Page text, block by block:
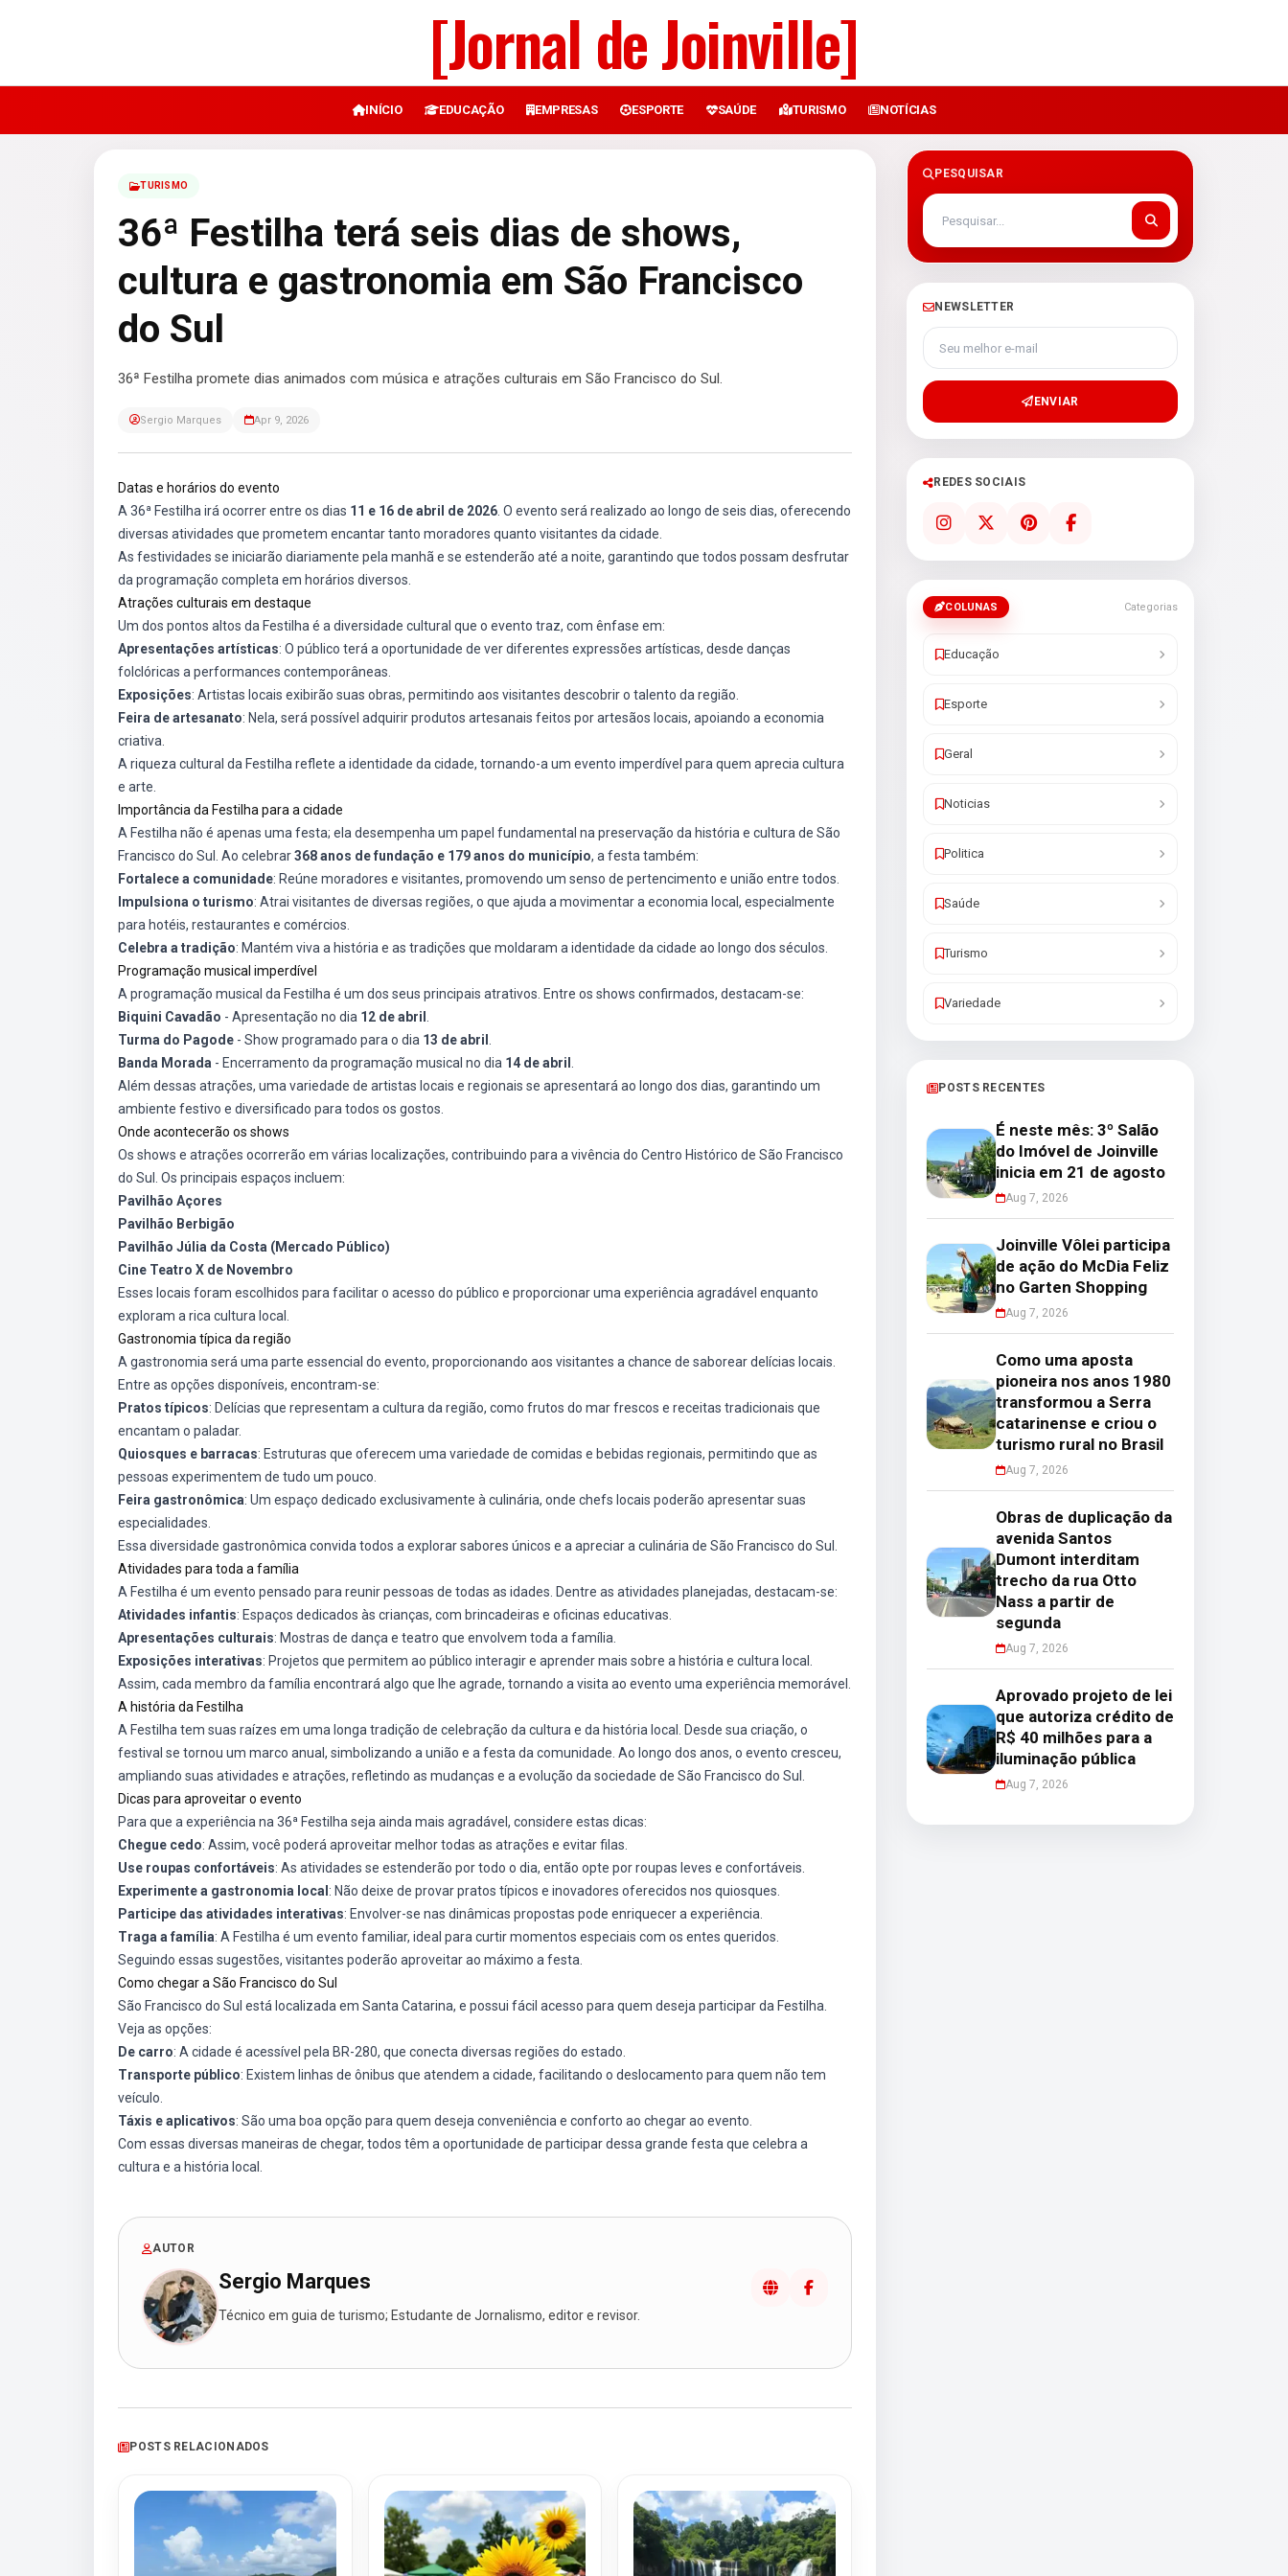
[Jornal de Joinville]
INÍCIO EDUCAÇÃO EMPRESAS ESPORTE SAÚDE TURISMO NOTÍCIAS
TURISMO
36ª Festilha terá seis dias de shows,
cultura e gastronomia em São Francisco
do Sul
36ª Festilha promete dias animados com música e atrações culturais em São Francisco do Sul.
Sergio Marques Apr 9, 2026
Datas e horários do evento
A 36ª Festilha irá ocorrer entre os dias 11 e 16 de abril de 2026 . O evento será realizado ao longo de seis dias, oferecendo
diversas atividades que prometem encantar tanto moradores quanto visitantes da cidade.
As festividades se iniciarão diariamente pela manhã e se estenderão até a noite, garantindo que todos possam desfrutar
da programação completa em horários diversos.
Atrações culturais em destaque
Um dos pontos altos da Festilha é a diversidade cultural que o evento traz, com ênfase em:
Apresentações artísticas: O público terá a oportunidade de ver diferentes expressões artísticas, desde danças
folclóricas a performances contemporâneas.
Exposições: Artistas locais exibirão suas obras, permitindo aos visitantes descobrir o talento da região.
Feira de artesanato: Nela, será possível adquirir produtos artesanais feitos por artesãos locais, apoiando a economia
criativa.
A riqueza cultural da Festilha reflete a identidade da cidade, tornando-a um evento imperdível para quem aprecia cultura
e arte.
Importância da Festilha para a cidade
A Festilha não é apenas uma festa; ela desempenha um papel fundamental na preservação da história e cultura de São
Francisco do Sul. Ao celebrar368 anos de fundação e 179 anos do município, a festa também:
Fortalece a comunidade: Reúne moradores e visitantes, promovendo um senso de pertencimento e união entre todos.
Impulsiona o turismo: Atrai visitantes de diversas regiões, o que ajuda a movimentar a economia local, especialmente
para hotéis, restaurantes e comércios.
Celebra a tradição: Mantém viva a história e as tradições que moldaram a identidade da cidade ao longo dos séculos.
Programação musical imperdível
A programação musical da Festilha é um dos seus principais atrativos. Entre os shows confirmados, destacam-se:
Biquini Cavadão - Apresentação no dia 12 de abril
Turma do Pagode - Show programado para o dia 13 de abril
Banda Morada - Encerramento da programação musical no dia 14 de abril
Além dessas atrações, uma variedade de artistas locais e regionais se apresentará ao longo dos dias, garantindo um
ambiente festivo e diversificado para todos os gostos.
Onde acontecerão os shows
Os shows e atrações ocorrerão em várias localizações, contribuindo para a vivência do Centro Histórico de São Francisco
do Sul. Os principais espaços incluem:
Pavilhão Açores
Pavilhão Berbigão
Pavilhão Júlia da Costa (Mercado Público)
Cine Teatro X de Novembro
Esses locais foram escolhidos para facilitar o acesso do público e proporcionar uma experiência agradável enquanto
exploram a rica cultura local.
Gastronomia típica da região
A gastronomia será uma parte essencial do evento, proporcionando aos visitantes a chance de saborear delícias locais.
Entre as opções disponíveis, encontram-se:
Pratos típicos: Delícias que representam a cultura da região, como frutos do mar frescos e receitas tradicionais que
encantam o paladar.
Quiosques e barracas: Estruturas que oferecem uma variedade de comidas e bebidas regionais, permitindo que as
pessoas experimentem de tudo um pouco.
Feira gastronômica: Um espaço dedicado exclusivamente à culinária, onde chefs locais poderão apresentar suas
especialidades.
Essa diversidade gastronômica convida todos a explorar sabores únicos e a apreciar a culinária de São Francisco do Sul.
Atividades para toda a família
A Festilha é um evento pensado para reunir pessoas de todas as idades. Dentre as atividades planejadas, destacam-se:
Atividades infantis: Espaços dedicados às crianças, com brincadeiras e oficinas educativas.
Apresentações culturais: Mostras de dança e teatro que envolvem toda a família.
Exposições interativas: Projetos que permitem ao público interagir e aprender mais sobre a história e cultura local.
Assim, cada membro da família encontrará algo que lhe agrade, tornando a visita ao evento uma experiência memorável.
A história da Festilha
A Festilha tem suas raízes em uma longa tradição de celebração da cultura e da história local. Desde sua criação, o
festival se tornou um marco anual, simbolizando a união e a festa da comunidade. Ao longo dos anos, o evento cresceu,
ampliando suas atividades e atrações, refletindo as mudanças e a evolução da sociedade de São Francisco do Sul.
Dicas para aproveitar o evento
Para que a experiência na 36ª Festilha seja ainda mais agradável, considere estas dicas:
Chegue cedo: Assim, você poderá aproveitar melhor todas as atrações e evitar filas.
Use roupas confortáveis: As atividades se estenderão por todo o dia, então opte por roupas leves e confortáveis.
Experimente a gastronomia local : Não deixe de provar pratos típicos e inovadores oferecidos nos quiosques.
Participe das atividades interativas: Envolver-se nas dinâmicas propostas pode enriquecer a experiência.
Traga a família: A Festilha é um evento familiar, ideal para curtir momentos especiais com os entes queridos.
Seguindo essas sugestões, visitantes poderão aproveitar ao máximo a festa.
Como chegar a São Francisco do Sul
São Francisco do Sul está localizada em Santa Catarina, e possui fácil acesso para quem deseja participar da Festilha.
Veja as opções:
De carro: A cidade é acessível pela BR-280, que conecta diversas regiões do estado.
Transporte público: Existem linhas de ônibus que atendem a cidade, facilitando o deslocamento para quem não tem
veículo.
Táxis e aplicativos: São uma boa opção para quem deseja conveniência e conforto ao chegar ao evento.
Com essas diversas maneiras de chegar, todos têm a oportunidade de participar dessa grande festa que celebra a
cultura e a história local.
AUTOR
Sergio Marques
Técnico em guia de turismo; Estudante de Jornalismo, editor e revisor.
POSTS RELACIONADOS
PESQUISAR
NEWSLETTER
Seu melhor e-mail
ENVIAR
REDES SOCIAIS
COLUNAS Categorias
Educação
Esporte
Geral
Noticias
Politica
Saúde
Turismo
Variedade
POSTS RECENTES
É neste mês: 3º Salão
do Imóvel de Joinville
inicia em 21 de agosto
Aug 7, 2026
Joinville Vôlei participa
de ação do McDia Feliz
no Garten Shopping
Aug 7, 2026
Como uma aposta
pioneira nos anos 1980
transformou a Serra
catarinense e criou o
turismo rural no Brasil
Aug 7, 2026
Obras de duplicação da
avenida Santos
Dumont interditam
trecho da rua Otto
Nass a partir de
segunda
Aug 7, 2026
Aprovado projeto de lei
que autoriza crédito de
R$ 40 milhões para a
iluminação pública
Aug 7, 2026